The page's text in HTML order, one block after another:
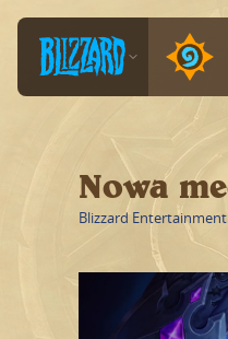
Nowa
Blizzard Entertainment